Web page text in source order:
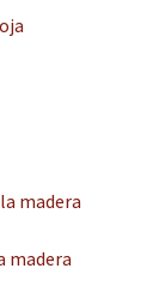
madera